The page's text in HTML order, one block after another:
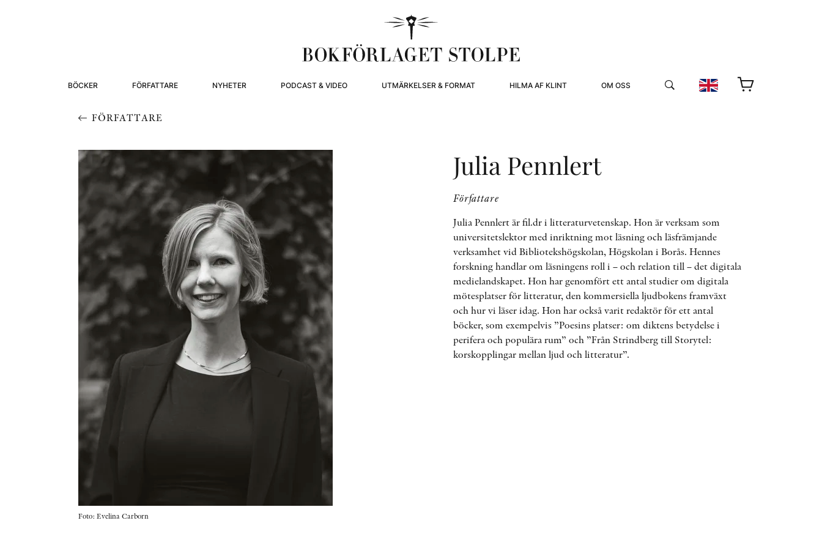
BÖCKER FÖRFATTARE NYHETER PODCAST & VIDEO UTMÄRKELSER & FORMAT HILMA AF KLINT OM OSS
FÖRFATTARE
Foto: Evelina Carborn
Julia Pennlert
Författare
Julia Pennlert är fil.dr i litteraturvetenskap. Hon är verksam som
universitetslektor med inriktning mot läsning och läsfrämjande
verksamhet vid Bibliotekshögskolan, Högskolan i Borås. Hennes
forskning handlar om läsningens roll i – och relation till – det digitala
medielandskapet. Hon har genomfört ett antal studier om digitala
mötesplatser för litteratur, den kommersiella ljudbokens framväxt
och hur vi läser idag. Hon har också varit redaktör för ett antal
böcker, som exempelvis ”Poesins platser: om diktens betydelse i
perifera och populära rum” och ”Från Strindberg till Storytel:
korskopplingar mellan ljud och litteratur”.